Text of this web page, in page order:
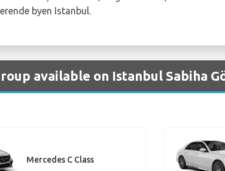
byen Istanbul.
available on Istanbul Sabiha
Mercedes C Class